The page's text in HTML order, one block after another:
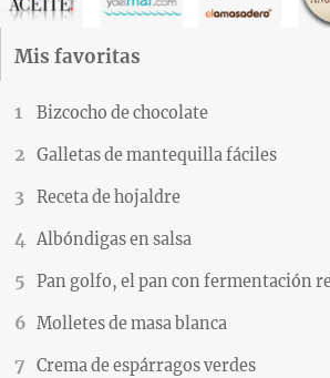
Mis favoritas
Bizcocho de chocolate
Galletas de mantequilla fáciles
Receta de hojaldre
Albóndigas en salsa
Pan golfo, el pan con fermentación
Molletes de masa blanca
Crema de espárragos verdes